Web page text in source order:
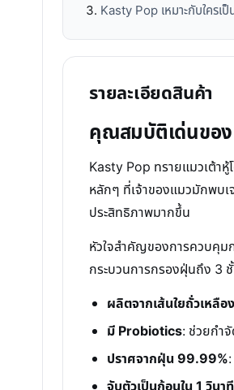
Kasty Pop เหมาะกับใครเ
รายละเอียดสินค้า
คุณสมบัติเด่นของ
Kasty Pop ทรายแมวเต้า
หลักๆ ที่เจ้าของแมวมักพบเ
ประสิทธิภาพมากขึ้น
หัวใจสำคัญของการควบคุม
กระบวนการกรองฝุ่นถึง 3
ผลิตจากเส้นใยถั่วเหลื
มี Probiotics: ช่วยกำ
ปราศจากฝุ่น 99.99%